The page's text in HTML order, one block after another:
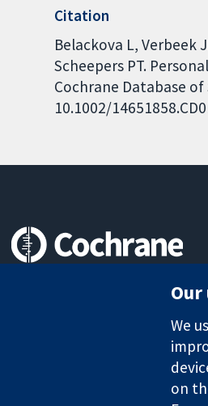
Citation
Belackova L, Verbeek
Scheepers PT.
Cochrane Database of
10.1002/
The Cochrane Collaboration is a
Our
We
on